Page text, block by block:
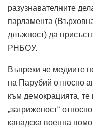
разузнавателните
парламента
длъжност) да
РНБОУ.
Въпреки че медиите
на Парубий относно
към демокрацията, те
„загриженост“
канадска военна